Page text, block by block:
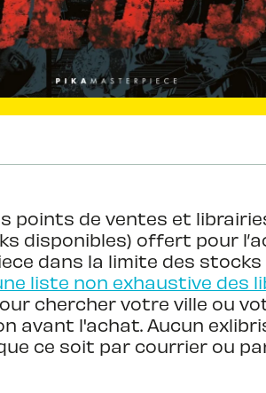
points de ventes et
disponibles) offert pour
dans la limite des
liste non exhaustive des
chercher votre ville ou
avant l'achat. Aucun
ce soit par courrier ou